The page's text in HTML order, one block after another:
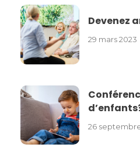
Devenez
29 mars 2023
26